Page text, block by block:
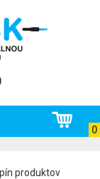
0
produktov